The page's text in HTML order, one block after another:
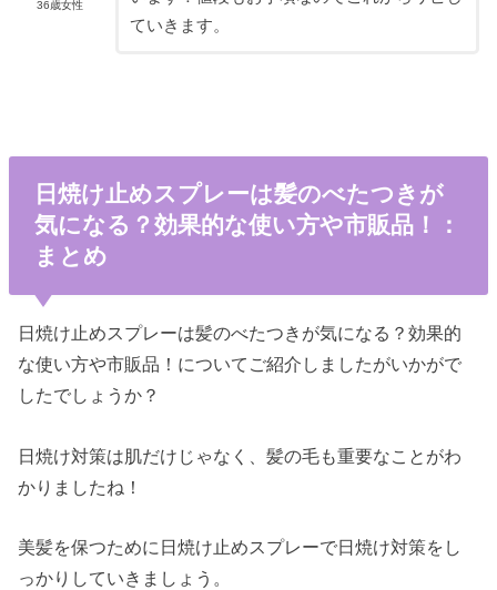
36歳女性
ていきます。
日焼け止めスプレーは髪のべたつきが
気になる？効果的な使い方や市販品！：
まとめ
日焼け止めスプレーは髪のべたつきが気になる？効果的
な使い方や市販品！についてご紹介しましたがいかがで
したでしょうか？
日焼け対策は肌だけじゃなく、髪の毛も重要なことがわ
かりましたね！
美髪を保つために日焼け止めスプレーで日焼け対策をし
っかりしていきましょう。